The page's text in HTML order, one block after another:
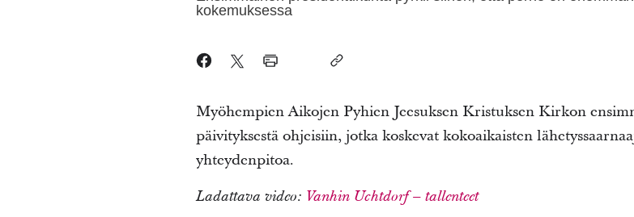
kokemuksessa
Myöhempien Aikojen Pyhien Jeesuksen Kristuksen Kirkon
päivityksestä ohjeisiin, jotka koskevat kokoaikaisten
yhteydenpitoa.
Ladattava video: Vanhin Uchtdorf – tallenteet